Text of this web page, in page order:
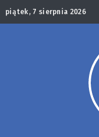
piątek, 7 sierpnia 2026